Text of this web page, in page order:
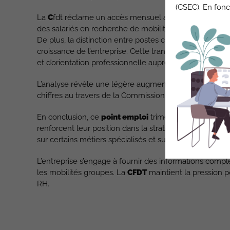
La Cfdt réclame un accès mensuel aux listes de
des salariés en recherche de mobilité.
De plus, la distinction entre postes créés et postes
croissance de l’entreprise. Cette transparence
et d’orientation professionnelle auprès des salariés.
L’analyse révèle une légère augmentation du
chiffres au travers de la Commission de suivi prévue
En conclusion, ce point emploi trimestriel révèle une
renforcent leur position dans la stratégie de
sur certains métiers spécialisés et sur l’équité des
L’entreprise s’engage à fournir des informations
les mobilités groupes. La CFDT maintient la pression
RH.
(CSEC). En